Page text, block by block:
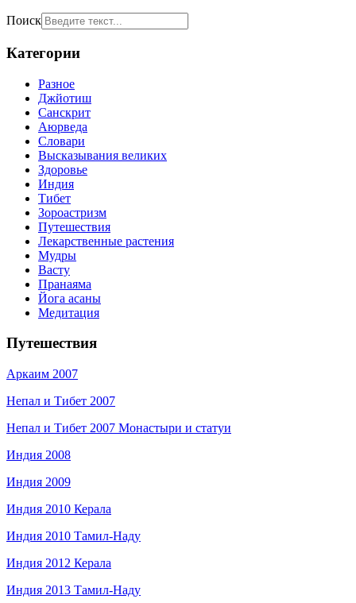
Поиск
Категории
Разное
Джйотиш
Санскрит
Аюрведа
Словари
Высказывания великих
Здоровье
Индия
Тибет
Зороастризм
Путешествия
Лекарственные растения
Мудры
Васту
Пранаяма
Йога асаны
Медитация
Путешествия
Аркаим 2007
Непал и Тибет 2007
Непал и Тибет 2007 Монастыри и статуи
Индия 2008
Индия 2009
Индия 2010 Керала
Индия 2010 Тамил-Наду
Индия 2012 Керала
Индия 2013 Тамил-Наду